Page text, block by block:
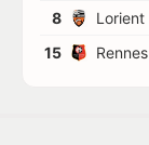
8 Lorient
15
Rennes